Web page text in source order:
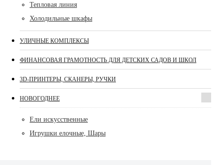
Тепловая линия
Холодильные шкафы
УЛИЧНЫЕ КОМПЛЕКСЫ
ФИНАНСОВАЯ ГРАМОТНОСТЬ ДЛЯ ДЕТСКИХ САДОВ И ШКОЛ
3D-ПРИНТЕРЫ, СКАНЕРЫ, РУЧКИ
НОВОГОДНЕЕ
Ели искусственные
Игрушки елочные, Шары